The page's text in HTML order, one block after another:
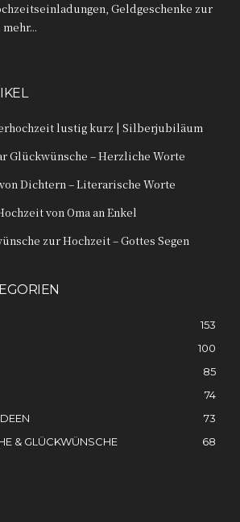
Geldgeschenke zur
lustig kurz | Silberjubiläum
Glückwünsche – Herzliche Worte
Dichtern – Literarische Worte
von Oma an Enkel
zur Hochzeit – Gottes Segen
153
100
85
74
73
& GLÜCKWÜNSCHE
68